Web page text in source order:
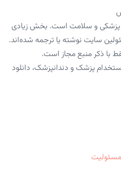
پزشکی و سلامت است. بخش زیادی
سایت نوشته یا ترجمه شده‌اند.
با ذکر منبع مجاز است.
پزشک و دندانپزشک، دانلود